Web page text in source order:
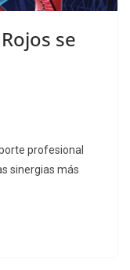
se
profesional
sinergias más